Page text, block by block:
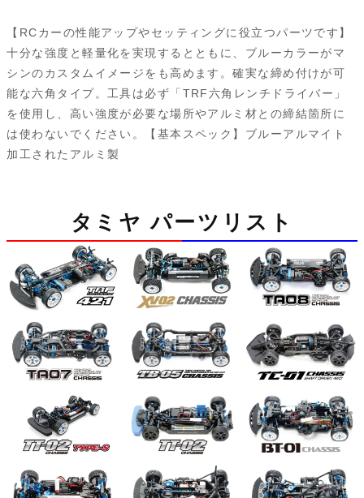
e
b
o
o
e e
s
k
y
d
i
t
s
a
g
e
n
t
i
l
【RCカーの性能アップやセッティングに役立つパーツです】
十分な強度と軽量化を実現するとともに、ブルーカラーがマ
シンのカスタムイメージをも高めます。確実な締め付けが可
能な六角タイプ。工具は必ず「TRF六角レンチドライバー」
を使用し、高い強度が必要な場所やアルミ材との締結箇所に
は使わないでください。【基本スペック】ブルーアルマイト
加工されたアルミ製
タミヤ パーツリスト